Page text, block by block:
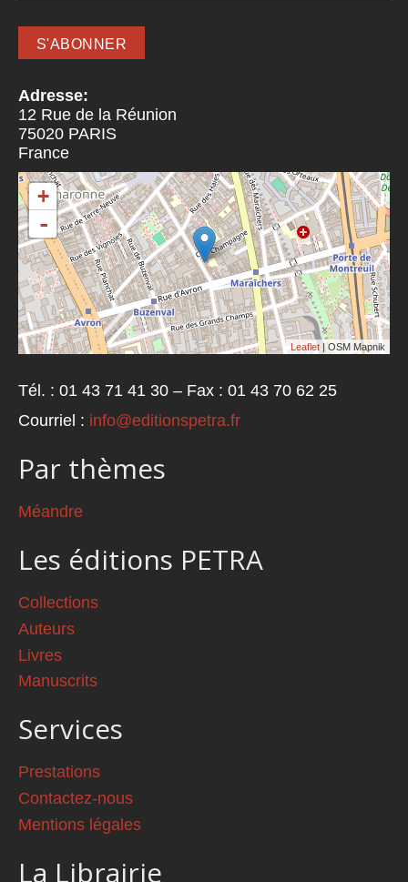
Adresse:
12 Rue de la Réunion
75020 PARIS
France
+
-
Leaflet | OSM Mapnik
Tél. : 01 43 71 41 30 – Fax : 01 43 70 62 25
Courriel : info@editionspetra.fr
Par thèmes
Méandre
Les éditions PETRA
Collections
Auteurs
Livres
Manuscrits
Services
Prestations
Contactez-nous
Mentions légales
La Librairie